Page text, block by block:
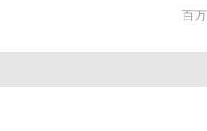
百